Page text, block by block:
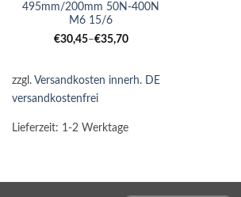
495mm/200mm 50N-400N
M6 15/6
€30,45–€35,70
zzgl. Versandkosten innerh. DE
versandkostenfrei
Lieferzeit: 1-2 Werktage